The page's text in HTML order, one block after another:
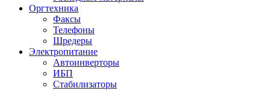
Оргтехника
Факсы
Телефоны
Шредеры
Электропитание
Автоинверторы
ИБП
Стабилизаторы